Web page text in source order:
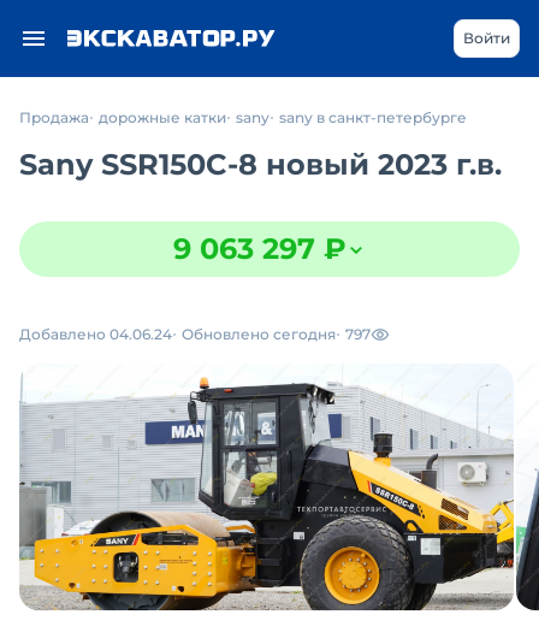
Войти
Продажа дорожные катки sany sany в санкт-петербурге
Sany SSR150C-8 новый 2023 г.в.
9 063 297 ₽
Добавлено 04.06.24 Обновлено сегодня 797